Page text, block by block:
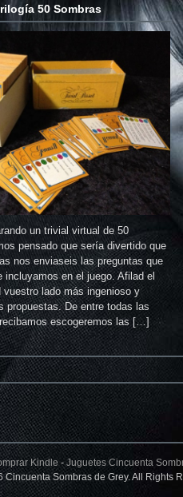
50 Sombras
un trivial virtual de 50
pensado que sería divertido que
nos enviaseis las preguntas que
incluyamos en el juego. Afilad el
vuestro lado más ingenioso y
propuestas. De entre todas las
escogeremos las […]
Kindle -Juguetes Cincuenta
Cincuenta Sombras de Grey. All Rights